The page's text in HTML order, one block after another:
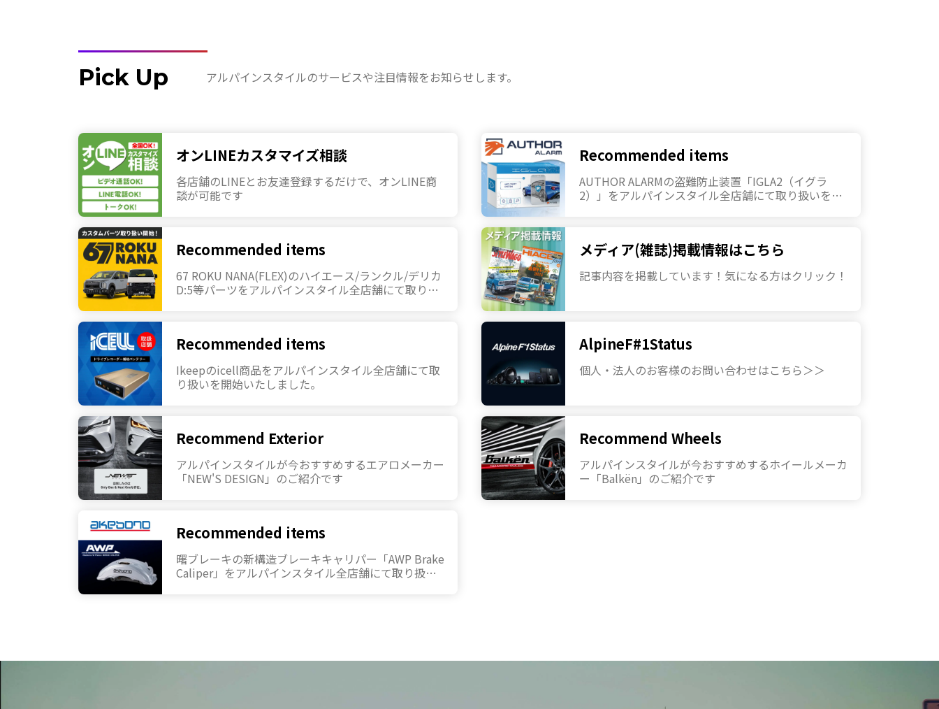
Pick Up アルパインスタイルのサービスや注目情報をお知らせします。
オンLINEカスタマイズ相談
各店舗のLINEとお友達登録するだけで、オンLINE商
談が可能です
Recommended items
AUTHOR ALARMの盗難防止装置「IGLA2（イグラ
2）」をアルパインスタイル全店舗にて取り扱いを開
Recommended items
67 ROKU NANA(FLEX)のハイエース/ランクル/デリカ
D:5等パーツをアルパインスタイル全店舗にて取り扱
メディア(雑誌)掲載情報はこちら
記事内容を掲載しています！気になる方はクリック！
Recommended items
Ikeepのicell商品をアルパインスタイル全店舗にて取
り扱いを開始いたしました。
AlpineF#1Status
個人・法人のお客様のお問い合わせはこちら＞＞
Recommend Exterior
アルパインスタイルが今おすすめするエアロメーカー
「NEW'S DESIGN」のご紹介です
Recommend Wheels
アルパインスタイルが今おすすめするホイールメーカ
ー「Balkën」のご紹介です
Recommended items
曙ブレーキの新構造ブレーキキャリパー「AWP Brake
Caliper」をアルパインスタイル全店舗にて取り扱い